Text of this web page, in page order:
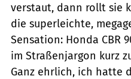
verstaut, dann rollt sie
die superleichte,
Sensation: Honda CBR
im Straßenjargon kurz
Ganz ehrlich, ich hatte